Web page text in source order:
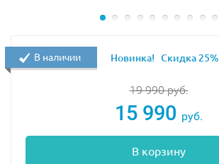
19 990руб.
15 990 руб.
В корзину
В наличии Новинка! Скидка 25%